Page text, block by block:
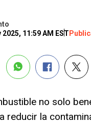
2025, 11:59 AM EST
no solo
reducir la